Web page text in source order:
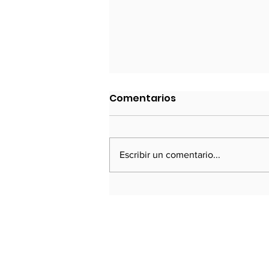
Política Exterior 2023
a afrontar las consecuencias del
golpe de Estado de Castillo
Comentarios
Escribir un comentario...